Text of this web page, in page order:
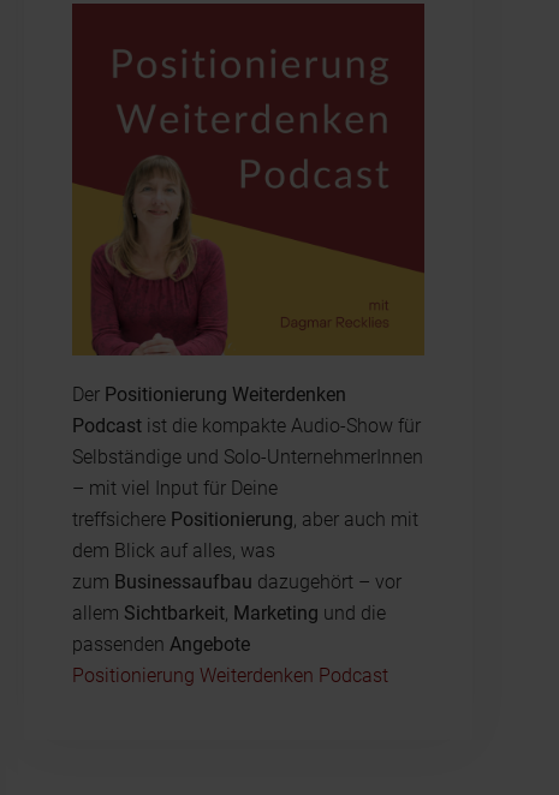
Der Positionierung Weiterdenken
Podcastist die kompakte Audio-Show für
Selbständige und Solo-UnternehmerInnen
– mit viel Input für Deine
treffsichere Positionierung, aber auch mit
dem Blick auf alles, was
zum Businessaufbau dazugehört – vor
allem Sichtbarkeit, Marketing und die
passenden Angebote
Positionierung Weiterdenken Podcast